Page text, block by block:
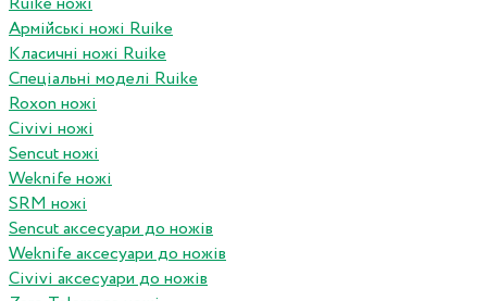
Армійські ножі Ruike
Класичні ножі Ruike
Спеціальні моделі Ruike
Roxon ножi
Civivi ножі
Sencut ножі
Weknife ножі
SRM ножі
Sencut аксесуари до ножів
Weknife аксесуари до ножів
Civivi аксесуари до ножів